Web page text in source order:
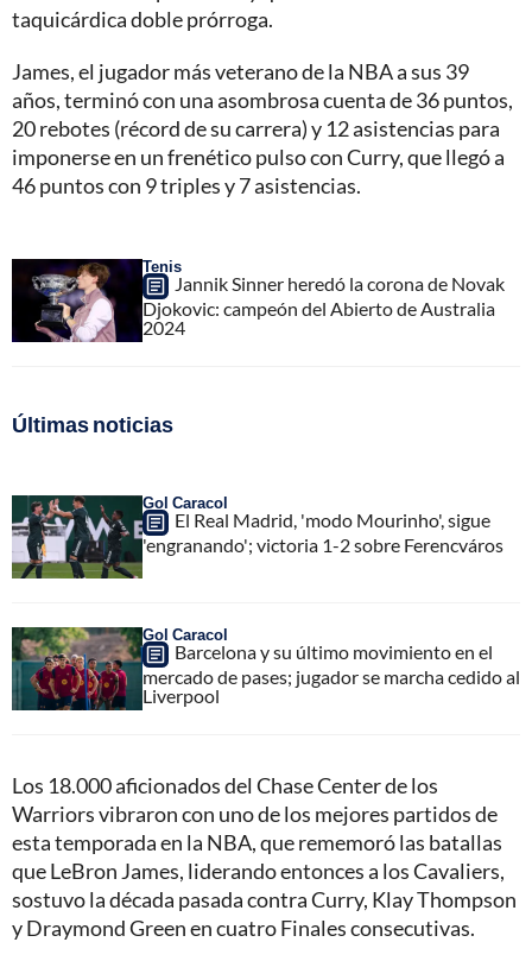
taquicárdica doble prórroga.
James, el jugador más veterano de la NBA a sus 39
años, terminó con una asombrosa cuenta de 36 puntos,
20 rebotes (récord de su carrera) y 12 asistencias para
imponerse en un frenético pulso con Curry, que llegó a
46 puntos con 9 triples y 7 asistencias.
Tenis
Jannik Sinner heredó la corona de Novak
Djokovic: campeón del Abierto de Australia
2024
Últimas noticias
Gol Caracol
El Real Madrid, 'modo Mourinho', sigue
'engranando'; victoria 1-2 sobre Ferencváros
Gol Caracol
Barcelona y su último movimiento en el
mercado de pases; jugador se marcha cedido al
Liverpool
Los 18.000 aficionados del Chase Center de los
Warriors vibraron con uno de los mejores partidos de
esta temporada en la NBA, que rememoró las batallas
que LeBron James, liderando entonces a los Cavaliers,
sostuvo la década pasada contra Curry, Klay Thompson
y Draymond Green en cuatro Finales consecutivas.